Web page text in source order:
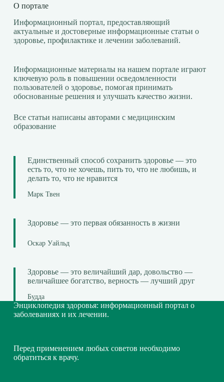
О портале
Информационный портал, предоставляющий
актуальные и достоверные информационные статьи о
здоровье, профилактике и лечении заболеваний.
Информационные материалы на нашем портале играют
ключевую роль в повышении осведомленности
пользователей о здоровье, помогая принимать
обоснованные решения и улучшать качество жизни.
Все статьи написаны авторами с медицинским
образование
Единственный способ сохранить здоровье — это
есть то, что не хочешь, пить то, что не любишь, и
делать то, что не нравится
Марк Твен
Здоровье — это первая обязанность в жизни
Оскар Уайльд
Здоровье — это величайший дар, довольство —
величайшее богатство, верность — лучший друг
Будда
Энциклопедия здоровья: информационный портал о
заболеваниях и их лечении.
Перед применением любых советов необходимо
обратиться к врачу.